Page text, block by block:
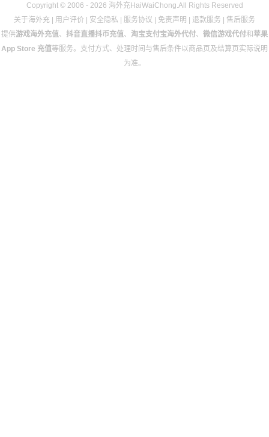
Copyright © 2006 - 2026 海外充HaiWaiChong.All Rights Reserved
关于海外充 | 用户评价 | 安全隐私 | 服务协议 | 免责声明 | 退款服务 | 售后服务
提供游戏海外充值、 抖音直播抖币充值、 淘宝支付宝海外代付、 微信游戏代付和 苹果
App Store 充值等服务。支付方式、处理时间与售后条件以商品页及结算页实际说明
为准。